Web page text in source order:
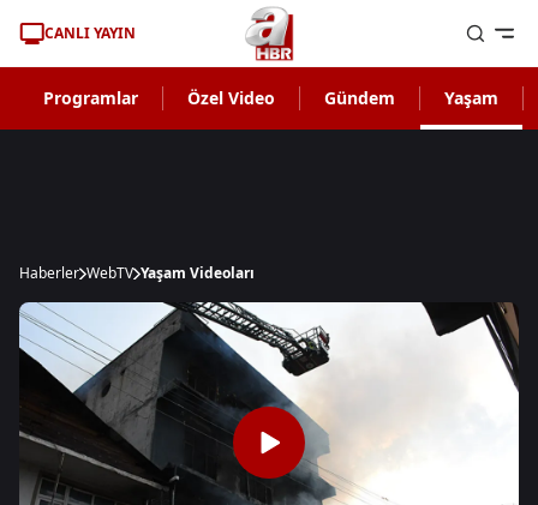
CANLI YAYIN
Programlar Özel Video Gündem Yaşam
Haberler WebTV Yaşam Videoları